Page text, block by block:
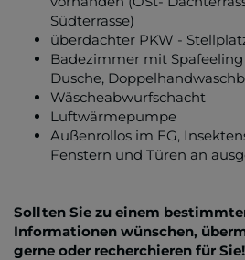
Südterrasse)
überdachter PKW -
Badezimmer mit
Dusche,
Wäscheabwurfschacht
Luftwärmepumpe
Außenrollos im EG,
Fenstern und Türen an
Sollten Sie zu einem
Informationen wünschen,
gerne oder recherchieren für Sie!